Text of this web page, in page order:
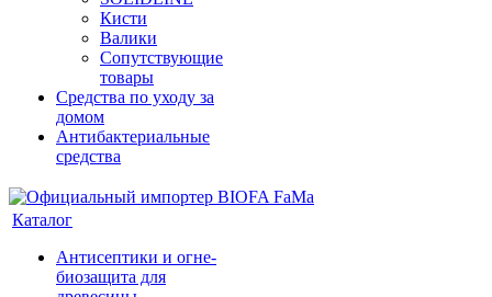
Кисти
Валики
Сопутствующие
товары
Средства по уходу за
домом
Антибактериальные
средства
Каталог
Антисептики и огне-
биозащита для